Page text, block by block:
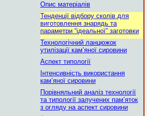
Опис матерiалiв
Тенденцiї вiдбору сколiв для
виготовлення знарядь та
параметри “iдеальної” заготовки
Технологiчний ланцюжок
утилiзацiї кам’яної сировини
Аспект типологiї
Інтенсивнiсть використання
кам’яної сировини
Порiвняльний аналiз технологiї
та типологiї залучених пам’яток
з огляду на аспект сировини